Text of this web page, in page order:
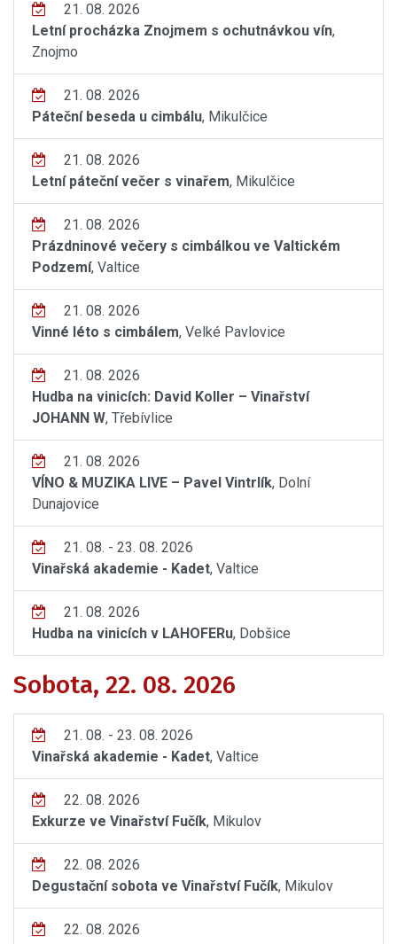
21. 08. 2026
Letní procházka Znojmem s ochutnávkou vín,
Znojmo
21. 08. 2026
Páteční beseda u cimbálu, Mikulčice
21. 08. 2026
Letní páteční večer s vinařem, Mikulčice
21. 08. 2026
Prázdninové večery s cimbálkou ve Valtickém
Podzemí, Valtice
21. 08. 2026
Vinné léto s cimbálem, Velké Pavlovice
21. 08. 2026
Hudba na vinicích: David Koller – Vinařství
JOHANN W, Třebívlice
21. 08. 2026
VÍNO & MUZIKA LIVE – Pavel Vintrlík, Dolní
Dunajovice
21. 08. - 23. 08. 2026
Vinařská akademie - Kadet, Valtice
21. 08. 2026
Hudba na vinicích v LAHOFERu, Dobšice
Sobota, 22. 08. 2026
21. 08. - 23. 08. 2026
Vinařská akademie - Kadet, Valtice
22. 08. 2026
Exkurze ve Vinařství Fučík, Mikulov
22. 08. 2026
Degustační sobota ve Vinařství Fučík, Mikulov
22. 08. 2026